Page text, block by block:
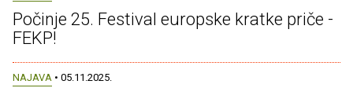
Počinje 25. Festival europske kratke priče -
FEKP!
NAJAVA • 05.11.2025.